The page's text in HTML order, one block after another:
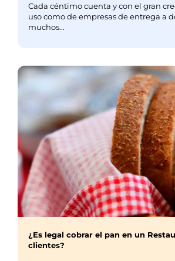
Cada céntimo cuenta y con el gran
uso como de empresas de entrega a
muchos...
¿Es legal cobrar el pan en un
clientes?